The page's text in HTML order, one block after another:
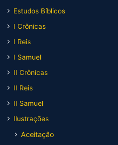
Estudos Bíblicos
I Crônicas
I Reis
I Samuel
II Crônicas
II Reis
II Samuel
Ilustrações
Aceitação